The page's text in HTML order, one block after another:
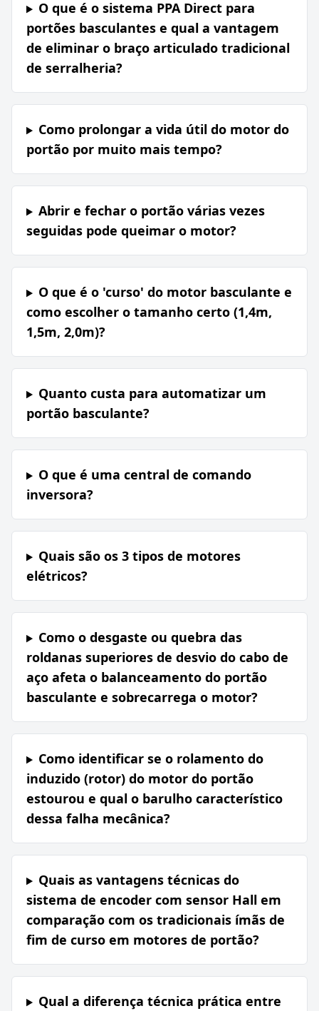
O que é o sistema PPA Direct para
portões basculantes e qual a vantagem
de eliminar o braço articulado tradicional
de serralheria?
Como prolongar a vida útil do motor do
portão por muito mais tempo?
Abrir e fechar o portão várias vezes
seguidas pode queimar o motor?
O que é o 'curso' do motor basculante e
como escolher o tamanho certo (1,4m,
1,5m, 2,0m)?
Quanto custa para automatizar um
portão basculante?
O que é uma central de comando
inversora?
Quais são os 3 tipos de motores
elétricos?
Como o desgaste ou quebra das
roldanas superiores de desvio do cabo de
aço afeta o balanceamento do portão
basculante e sobrecarrega o motor?
Como identificar se o rolamento do
induzido (rotor) do motor do portão
estourou e qual o barulho característico
dessa falha mecânica?
Quais as vantagens técnicas do
sistema de encoder com sensor Hall em
comparação com os tradicionais ímãs de
fim de curso em motores de portão?
Qual a diferença técnica prática entre